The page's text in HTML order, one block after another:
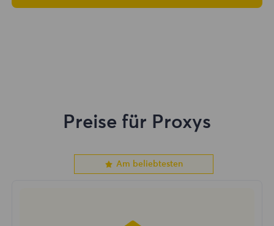
Preise für Proxys
Am beliebtesten